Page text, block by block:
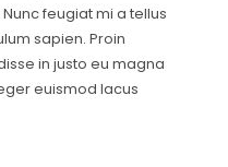
feugiat mi a tellus
sapien. Proin
in justo eu magna
euismod lacus